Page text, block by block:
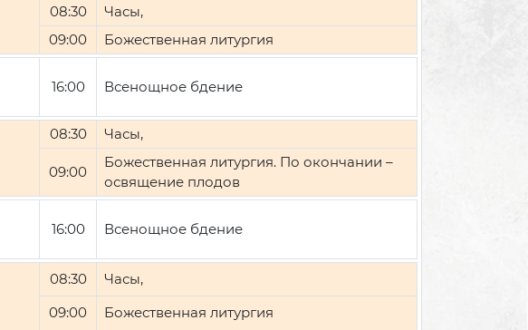
08:30
Часы,
09:00
Божественная литургия
16:00 Всенощное бдение
08:30 Часы,
09:00
Божественная литургия. По окончании –
освящение плодов
16:00 Всенощное бдение
08:30
Часы,
09:00
Божественная литургия